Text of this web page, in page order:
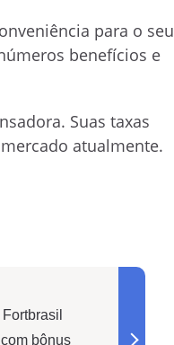
para o seu
benefícios e
Suas taxas
atualmente.
bônus